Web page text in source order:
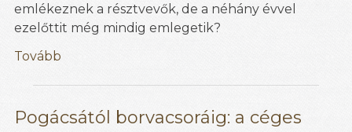
emlékeznek a résztvevők, de a néhány évvel
ezelőttit még mindig emlegetik?
Tovább
Pogácsától borvacsoráig: a céges